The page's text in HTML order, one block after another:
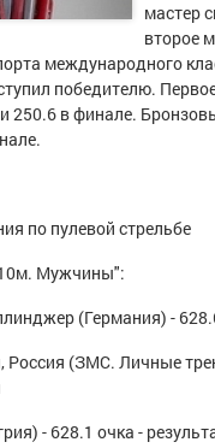
мастер
второе
международного
победителю.
250.6 в финале.
по пулевой стрельбе
Мужчины":
(Германия) -
Россия (ЗМС. Личные
- 628.1 очка -